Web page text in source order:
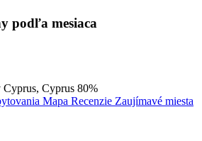
podľa mesiaca
Cyprus, Cyprus 80%
Mapa Recenzie Zaujímavé miesta